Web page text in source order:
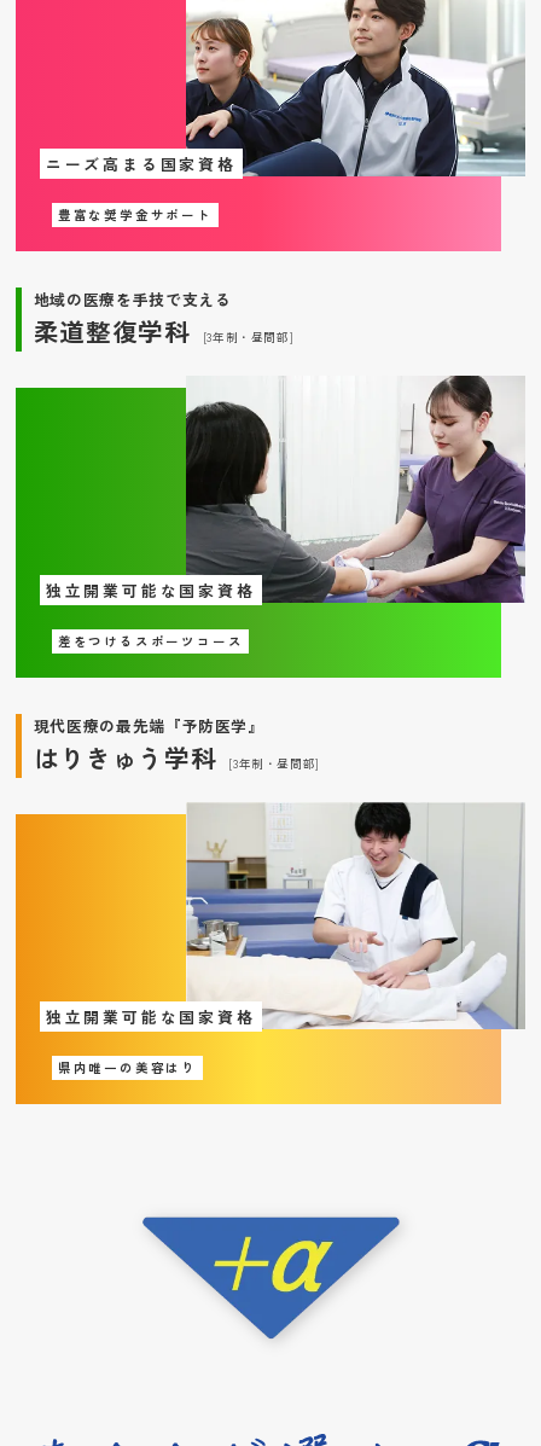
現代医療の最先端『予防医学』
はりきゅう学科 [3年制・昼間部]
独立開業可能な国家資格
県内唯一の美容はり
地域の医療を手技で支える
柔道整復学科 [3年制・昼間部]
独立開業可能な国家資格
差をつけるスポーツコース
ニーズ高まる国家資格
豊富な奨学金サポート